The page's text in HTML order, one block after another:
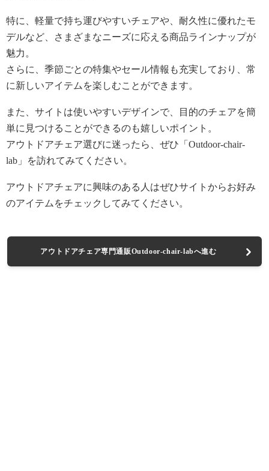
特に、軽量で持ち運びやすいチェアや、耐久性に優れたモ
デルなど、さまざまなニーズに応える商品ラインナップが
魅力。
さらに、季節ごとの特集やセール情報も充実しており、常
に新しいアイテムを楽しむことができます。
また、サイトは使いやすいデザインで、目的のチェアを簡
単に見つけることができるのも嬉しいポイント。
アウトドアチェア選びに迷ったら、ぜひ「Outdoor-chair-
lab」を訪れてみてください。
アウトドアチェアに興味のある人はぜひサイトからお好み
のアイテムをチェックしてみてください。
アウトドアチェア専門通販Outdoor-chair-labへ進む